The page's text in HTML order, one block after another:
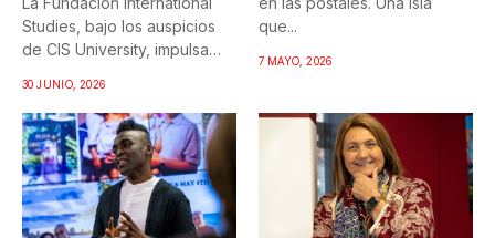
Studies, bajo los auspicios
de CIS University, impulsa
30 JUNIO, 2026
que...
7 MAYO, 2026